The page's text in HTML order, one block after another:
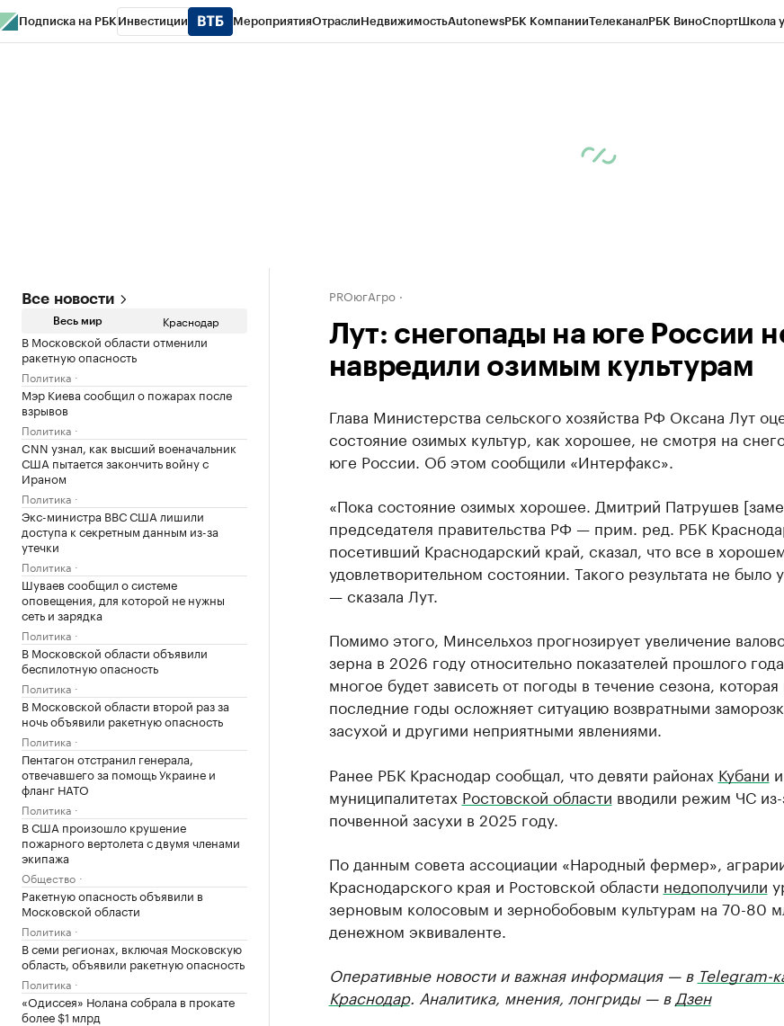
Подписка на РБК Инвестиции МероприятияОтраслиНедвижимостьAutonewsРБК КомпанииТелеканалРБК ВиноСпортШкола
Все новости
Весь мир Краснодар
В Московской области отменили
ракетную опасность
Политика
Мэр Киева сообщил о пожарах после
взрывов
Политика
CNN узнал, как высший военачальник
США пытается закончить войну с
Ираном
Политика
Экс-министра ВВС США лишили
доступа к секретным данным из-за
утечки
Политика
Шуваев сообщил о системе
оповещения, для которой не нужны
сеть и зарядка
Политика
В Московской области объявили
беспилотную опасность
Политика
В Московской области второй раз за
ночь объявили ракетную опасность
Политика
Пентагон отстранил генерала,
отвечавшего за помощь Украине и
фланг НАТО
Политика
В США произошло крушение
пожарного вертолета с двумя членами
экипажа
Общество
Ракетную опасность объявили в
Московской области
Политика
В семи регионах, включая Московскую
область, объявили ракетную опасность
Политика
«Одиссея» Нолана собрала в прокате
более $1 млрд
PROюгАгро
Лут: снегопады на юге России
навредили озимым культурам
Глава Министерства сельского хозяйства РФ Оксана Лут
состояние озимых культур, как хорошее, не смотря на
юге России. Об этом сообщили «Интерфакс».
«Пока состояние озимых хорошее. Дмитрий Патрушев
председателя правительства РФ — прим. ред. РБК
посетивший Краснодарский край, сказал, что все в
удовлетворительном состоянии. Такого результата не было
— сказала Лут.
Помимо этого, Минсельхоз прогнозирует увеличение
зерна в 2026 году относительно показателей прошлого
многое будет зависеть от погоды в течение сезона, которая
последние годы осложняет ситуацию возвратными
засухой и другими неприятными явлениями.
Ранее РБК Краснодар сообщал, что девяти районах Кубани
муниципалитетах Ростовской области вводили режим ЧС из-
почвенной засухи в 2025 году.
По данным совета ассоциации «Народный фермер»,
Краснодарского края и Ростовской области недополучили
зерновым колосовым и зернобобовым культурам на 70-80
денежном эквиваленте.
Оперативные новости и важная информация — в Telegram-
Краснодар. Аналитика, мнения, лонгриды — в Дзен